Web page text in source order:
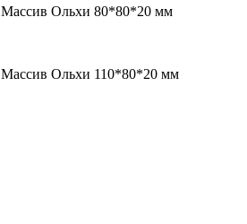
Массив Ольхи 80*80*20 мм
Массив Ольхи 110*80*20 мм